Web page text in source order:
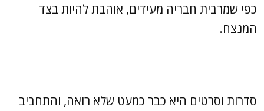
כפי שמרבית חבריה מעידים, אוהבת להיות בצד
המנצח.
סדרות וסרטים היא כבר כמעט שלא רואה, והתחביב